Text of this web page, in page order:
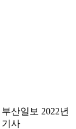
부산일보 2022년
기사